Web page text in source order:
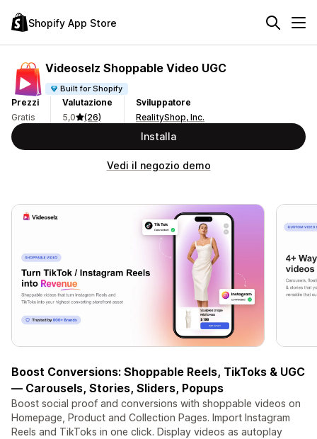
Shopify App Store
Videoselz Shoppable Video UGC
Built for Shopify
Prezzi
Gratis
Valutazione
5,0
(26)
Sviluppatore
RealityShop, Inc.
Installa
Vedi il negozio demo
Boost Conversions: Shoppable Reels, TikToks & UGC
— Carousels, Stories, Sliders, Popups
Boost social proof and conversions with shoppable videos on
Homepage, Product and Collection Pages. Import Instagram
Reels and TikToks in one click. Display videos as autoplay